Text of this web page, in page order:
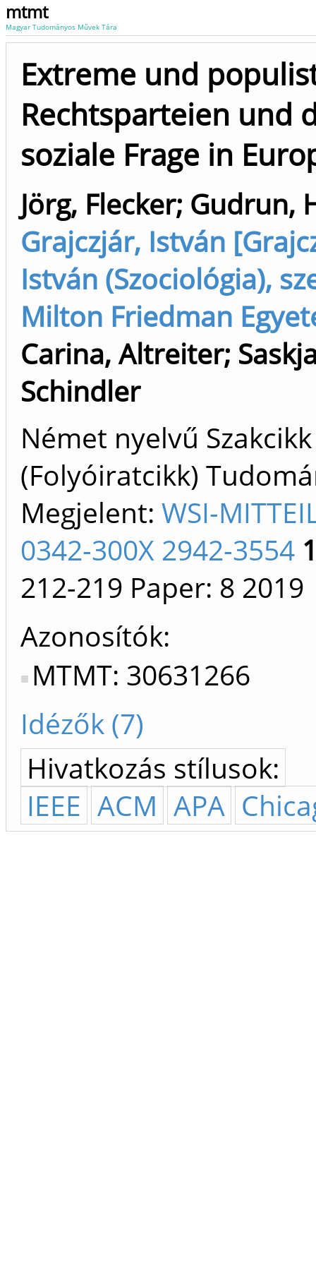
mtmt
Magyar Tudományos Művek Tára
Extreme und
Rechtsparteien und
soziale Frage in
Jörg, Flecker; Gudrun,
Grajczjár, István
István (Szociológia),
Milton Friedman
Carina, Altreiter;
Schindler
Német nyelvű Szakcikk
(Folyóiratcikk)
Megjelent: WSI-
0342-300X 2942-3554
212-219 Paper: 8 2019
Azonosítók
MTMT: 30631266
Idézők (7)
Hivatkozás stílusok:
IEEE ACM APA